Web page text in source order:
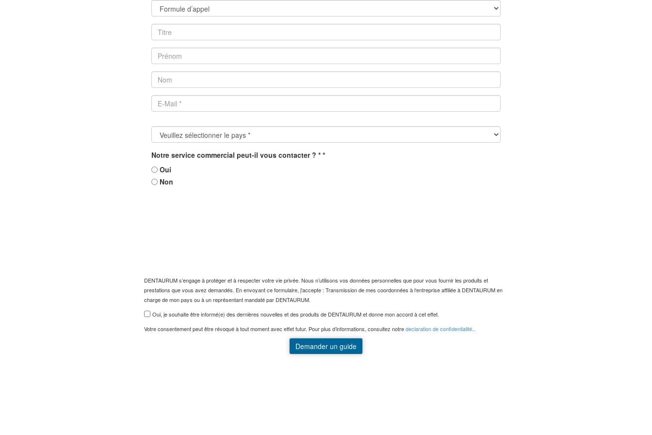
Notre service commercial peut-il vous contacter ? * *
Oui
Non
DENTAURUM s’engage à protéger et à respecter votre vie privée. Nous n’utilisons vos données personnelles que pour vous fournir les produits et
prestations que vous avez demandés. En envoyant ce formulaire, j'accepte : Transmission de mes coordonnées à l‘entreprise affiliée à DENTAURUM en
charge de mon pays ou à un représentant mandaté par DENTAURUM.
Oui, je souhaite être informé(e) des dernières nouvelles et des produits de DENTAURUM et donne mon accord à cet effet.
Votre consentement peut être révoqué à tout moment avec effet futur. Pour plus d’informations, consultez notredeclaration de confidentialité..